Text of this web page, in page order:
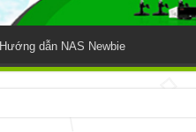
Hướng dẫn NAS Newbie